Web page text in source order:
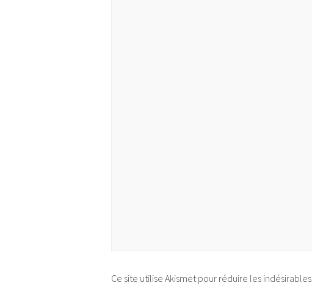
Ce site utilise Akismet pour réduire les indésirables.